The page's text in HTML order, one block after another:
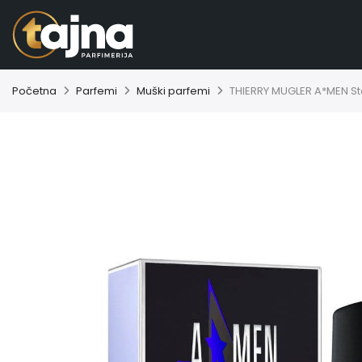
Početna Parfemi Muški parfemi THIERRY MUGLER